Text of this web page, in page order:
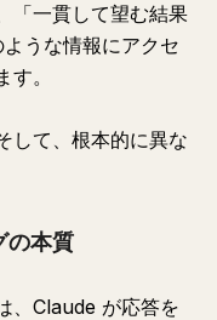
「一貫して望む結果
うな情報にアクセ
。
して、根本的に異な
の本質
、Claude が応答を